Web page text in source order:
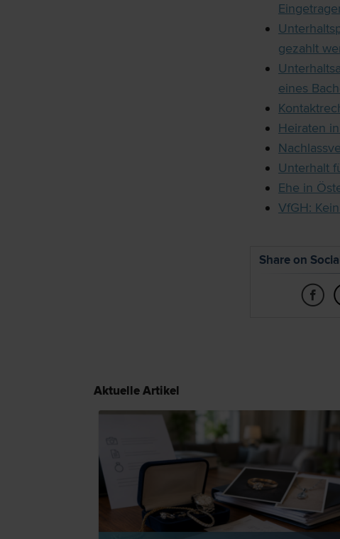
gezahlt
eines
Heiraten
Unterhalt
Ehe in
VfGH:
Share on
Aktuelle Artikel